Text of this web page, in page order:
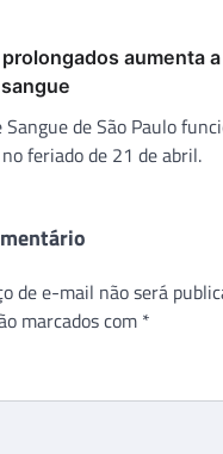
aumenta
Sangue de São Paulo
feriado de 21 de abril.
de e-mail não será
marcados com *